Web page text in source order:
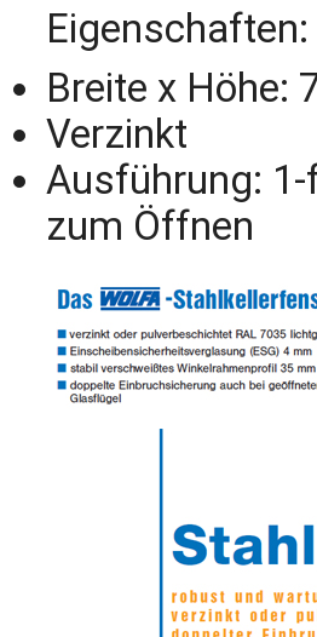
Eigenschaften:
Breite x Höhe:
Verzinkt
Ausführung:
zum Öffnen